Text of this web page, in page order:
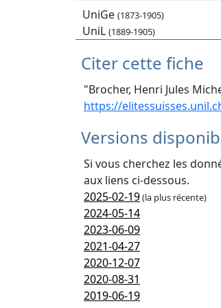
UniGe (1873-1905)
UniL (1889-1905)
Citer cette fiche
"Brocher, Henri Jules
https://
Versions
Si vous cherchez les
aux liens ci-dessous.
2025-02-19(la plus récente)
2024-05-14
2023-06-09
2021-04-27
2020-12-07
2020-08-31
2019-06-19